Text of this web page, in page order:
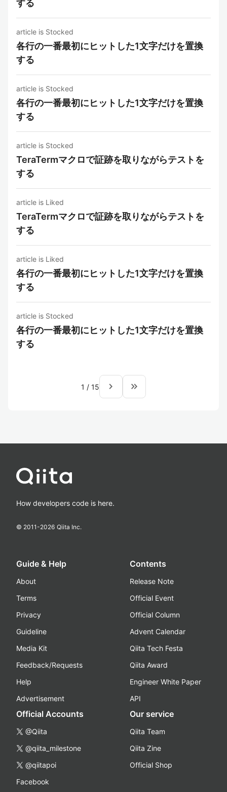
する
article is Stocked
各行の一番最初にヒットした1文字だけを置換
する
article is Stocked
各行の一番最初にヒットした1文字だけを置換
する
article is Stocked
TeraTermマクロで証跡を取りながらテストを
する
article is Liked
TeraTermマクロで証跡を取りながらテストを
する
article is Liked
各行の一番最初にヒットした1文字だけを置換
する
article is Stocked
各行の一番最初にヒットした1文字だけを置換
する
1 / 15 navigate_next keyboard_double_arrow_right
How developers code is here.
© 2011-2026 Qiita Inc.
Guide & Help
About
Terms
Privacy
Guideline
Media Kit
Feedback/Requests
Help
Advertisement
Contents
Release Note
Official Event
Official Column
Advent Calendar
Qiita Tech Festa
Qiita Award
Engineer White Paper
API
Official Accounts
@Qiita
@qiita_milestone
@qiitapoi
Facebook
Our service
Qiita Team
Qiita Zine
Official Shop